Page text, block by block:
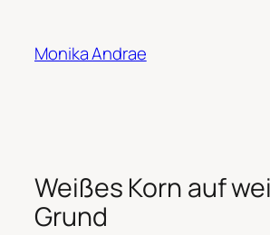
content
Monika Andrae
Weißes Korn auf
Grund